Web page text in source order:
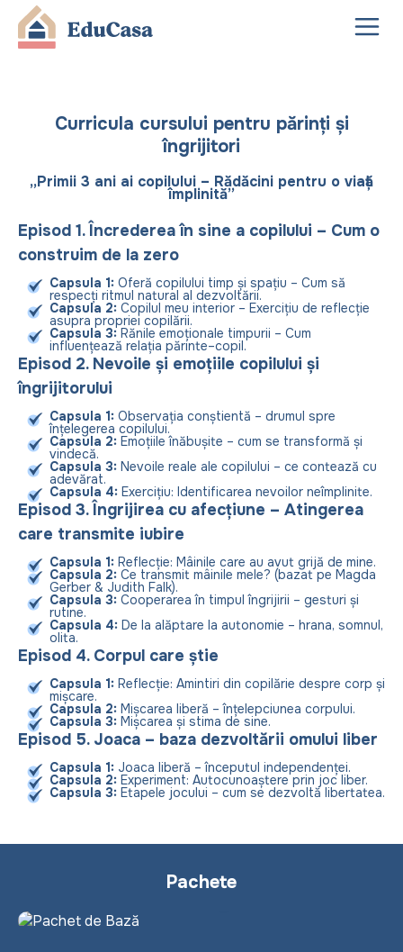
Curricula cursului pentru părinți și
îngrijitori
„Primii 3 ani ai copilului – Rădăcini pentru o viață
împlinită”
Episod 1. Încrederea în sine a copilului – Cum o
construim de la zero
Capsula 1: Oferă copilului timp și spațiu – Cum să
respecți ritmul natural al dezvoltării.
Capsula 2: Copilul meu interior – Exercițiu de reflecție
asupra propriei copilării.
Capsula 3: Rănile emoționale timpurii – Cum
influențează relația părinte–copil.
Episod 2. Nevoile și emoțiile copilului și
îngrijitorului
Capsula 1: Observația conștientă – drumul spre
înțelegerea copilului.
Capsula 2: Emoțiile înăbușite – cum se transformă și
vindecă.
Capsula 3: Nevoile reale ale copilului – ce contează cu
adevărat.
Capsula 4: Exercițiu: Identificarea nevoilor neîmplinite.
Episod 3. Îngrijirea cu afecțiune – Atingerea
care transmite iubire
Capsula 1: Reflecție: Mâinile care au avut grijă de mine.
Capsula 2: Ce transmit mâinile mele? (bazat pe Magda
Gerber & Judith Falk).
Capsula 3: Cooperarea în timpul îngrijirii – gesturi și
rutine.
Capsula 4: De la alăptare la autonomie – hrana, somnul,
olita.
Episod 4. Corpul care știe
Capsula 1: Reflecție: Amintiri din copilărie despre corp și
mișcare.
Capsula 2: Mișcarea liberă – înțelepciunea corpului.
Capsula 3: Mișcarea și stima de sine.
Episod 5. Joaca – baza dezvoltării omului liber
Capsula 1: Joaca liberă – începutul independenței.
Capsula 2: Experiment: Autocunoaștere prin joc liber.
Capsula 3: Etapele jocului – cum se dezvoltă libertatea.
Pachete